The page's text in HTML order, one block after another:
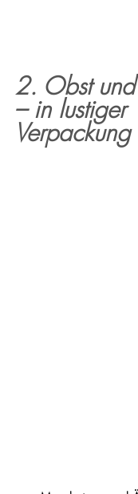
2. Obst
– in lustiger
Verpackung